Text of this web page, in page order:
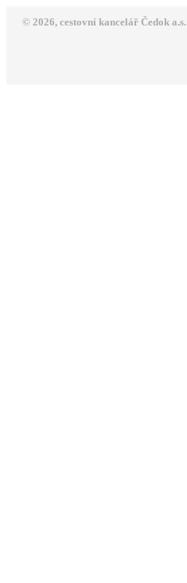
© 2026, cestovní kancelář Čedok a.s.